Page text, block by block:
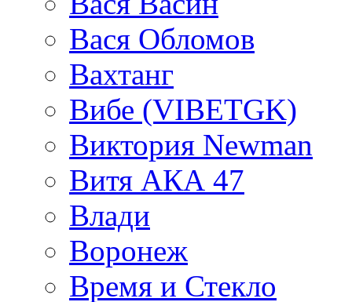
Вася Обломов
Вахтанг
Вибе (VIBETGK)
Виктория Newman
Витя АКА 47
Влади
Воронеж
Время и Стекло